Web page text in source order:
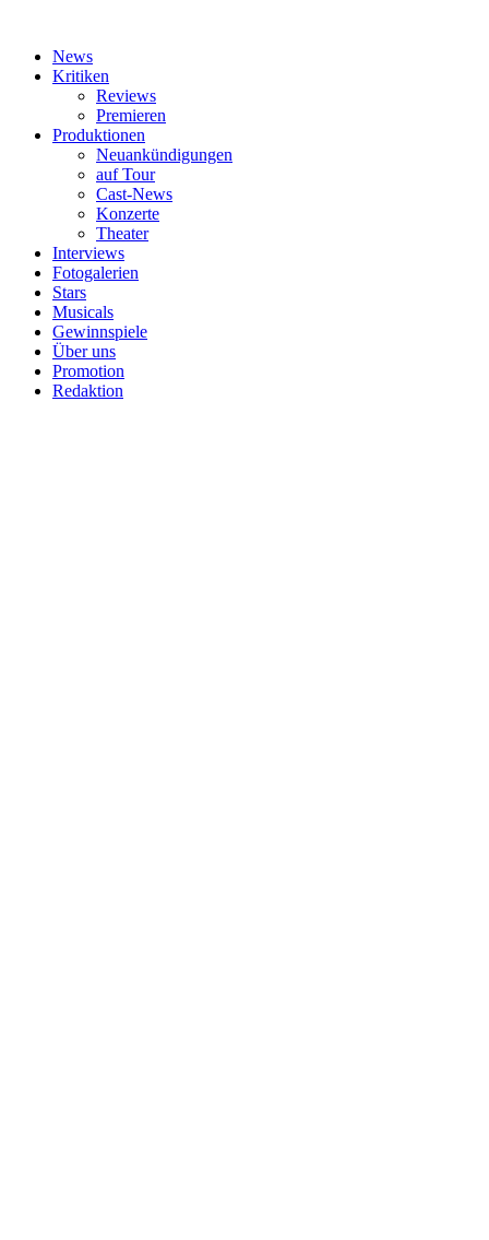
News
Kritiken
Reviews
Premieren
Produktionen
Neuankündigungen
auf Tour
Cast-News
Konzerte
Theater
Interviews
Fotogalerien
Stars
Musicals
Gewinnspiele
Über uns
Promotion
Redaktion